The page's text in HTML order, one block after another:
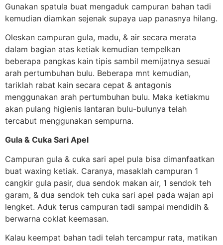
Gunakan spatula buat mengaduk campuran bahan tadi
kemudian diamkan sejenak supaya uap panasnya hilang.
Oleskan campuran gula, madu, & air secara merata
dalam bagian atas ketiak kemudian tempelkan
beberapa pangkas kain tipis sambil memijatnya sesuai
arah pertumbuhan bulu. Beberapa mnt kemudian,
tariklah rabat kain secara cepat & antagonis
menggunakan arah pertumbuhan bulu. Maka ketiakmu
akan pulang higienis lantaran bulu-bulunya telah
tercabut menggunakan sempurna.
Gula & Cuka Sari Apel
Campuran gula & cuka sari apel pula bisa dimanfaatkan
buat waxing ketiak. Caranya, masaklah campuran 1
cangkir gula pasir, dua sendok makan air, 1 sendok teh
garam, & dua sendok teh cuka sari apel pada wajan api
lengket. Aduk terus campuran tadi sampai mendidih &
berwarna coklat keemasan.
Kalau keempat bahan tadi telah tercampur rata, matikan